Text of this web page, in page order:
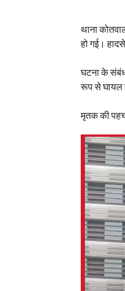
थाना
हो गई।
घटना के संबंध
रूप से घायल
मृतक की